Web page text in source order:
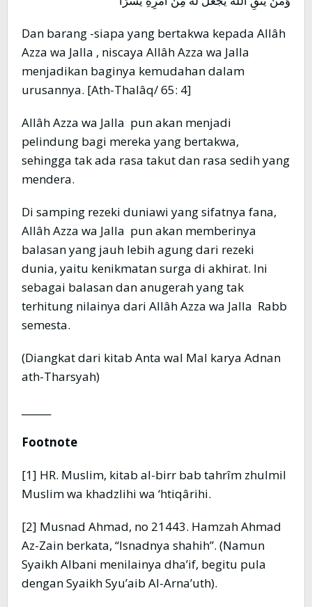
Dan barang -siapa yang bertakwa kepada Allâh
Azza wa Jalla , niscaya Allâh Azza wa Jalla
menjadikan baginya kemudahan dalam
urusannya. [Ath-Thalâq/ 65: 4]
Allâh Azza wa Jalla pun akan menjadi
pelindung bagi mereka yang bertakwa,
sehingga tak ada rasa takut dan rasa sedih yang
mendera.
Di samping rezeki duniawi yang sifatnya fana,
Allâh Azza wa Jalla pun akan memberinya
balasan yang jauh lebih agung dari rezeki
dunia, yaitu kenikmatan surga di akhirat. Ini
sebagai balasan dan anugerah yang tak
terhitung nilainya dari Allâh Azza wa Jalla Rabb
semesta.
(Diangkat dari kitab Anta wal Mal karya Adnan
ath-Tharsyah)
Footnote
[1] HR. Muslim, kitab al-birr bab tahrîm zhulmil
Muslim wa khadzlihi wa ‘htiqârihi.
[2] Musnad Ahmad, no 21443. Hamzah Ahmad
Az-Zain berkata, “Isnadnya shahih”. (Namun
Syaikh Albani menilainya dha’if, begitu pula
dengan Syaikh Syu’aib Al-Arna’uth).